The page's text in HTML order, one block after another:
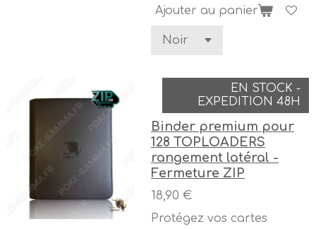
Ajouter au panier
EN STOCK -
EXPEDITION 48H
Binder premium pour
128 TOPLOADERS
rangement latéral -
Fermeture ZIP
18,90 €
Protégez vos cartes